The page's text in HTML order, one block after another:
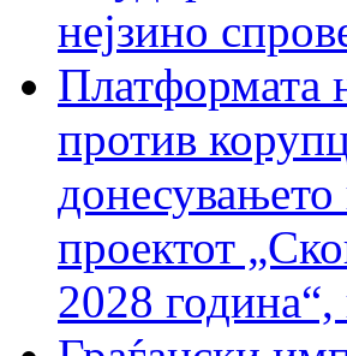
нејзино
Платформата
против
проектот
2028 година“,